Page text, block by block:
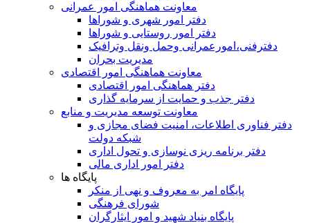
معاونت هماهنگی امور عمرانی
دفتر امور شهری و شوراها
دفتر امور روستایی و شوراها
دفترفنی،امورعمرانی وحمل ونقل وترافيک
مدیریت بحران
معاونت هماهنگی امور اقتصادی
دفتر هماهنگی امور اقتصادی
دفتر جذب و حمایت از سرمایه گذاری
معاونت توسعه مدیریت و منابع
دفتر فناوری اطلاعات، امنیت فضای مجازی و
شبکه دولت
دفتر برنامه ریزی نوسازی و تحول اداری
دفتر امور اداری مالی
پایگاه ها
پایگاه امر به معروف و نهی از منکر
شورای فرهنگی
پایگاه بنیاد شهید و امور ایثارگران